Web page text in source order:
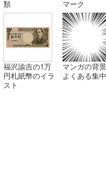
類
マーク
福沢諭吉の1万
円札紙幣のイラ
スト
マンガの背
よくある集